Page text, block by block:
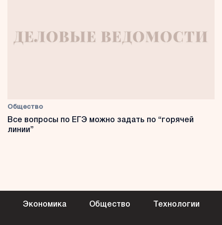
Общество
Все вопросы по ЕГЭ можно задать по “горячей
линии”
Экономика Общество Технологии